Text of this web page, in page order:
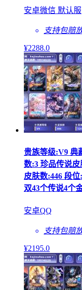
安卓微信 默认服
支持包赔
¥2288.0
贵族等级:V9 典
数:3 珍品传说
皮肤数:446 段
双43个传说4个
安卓QQ
支持包赔
¥2195.0